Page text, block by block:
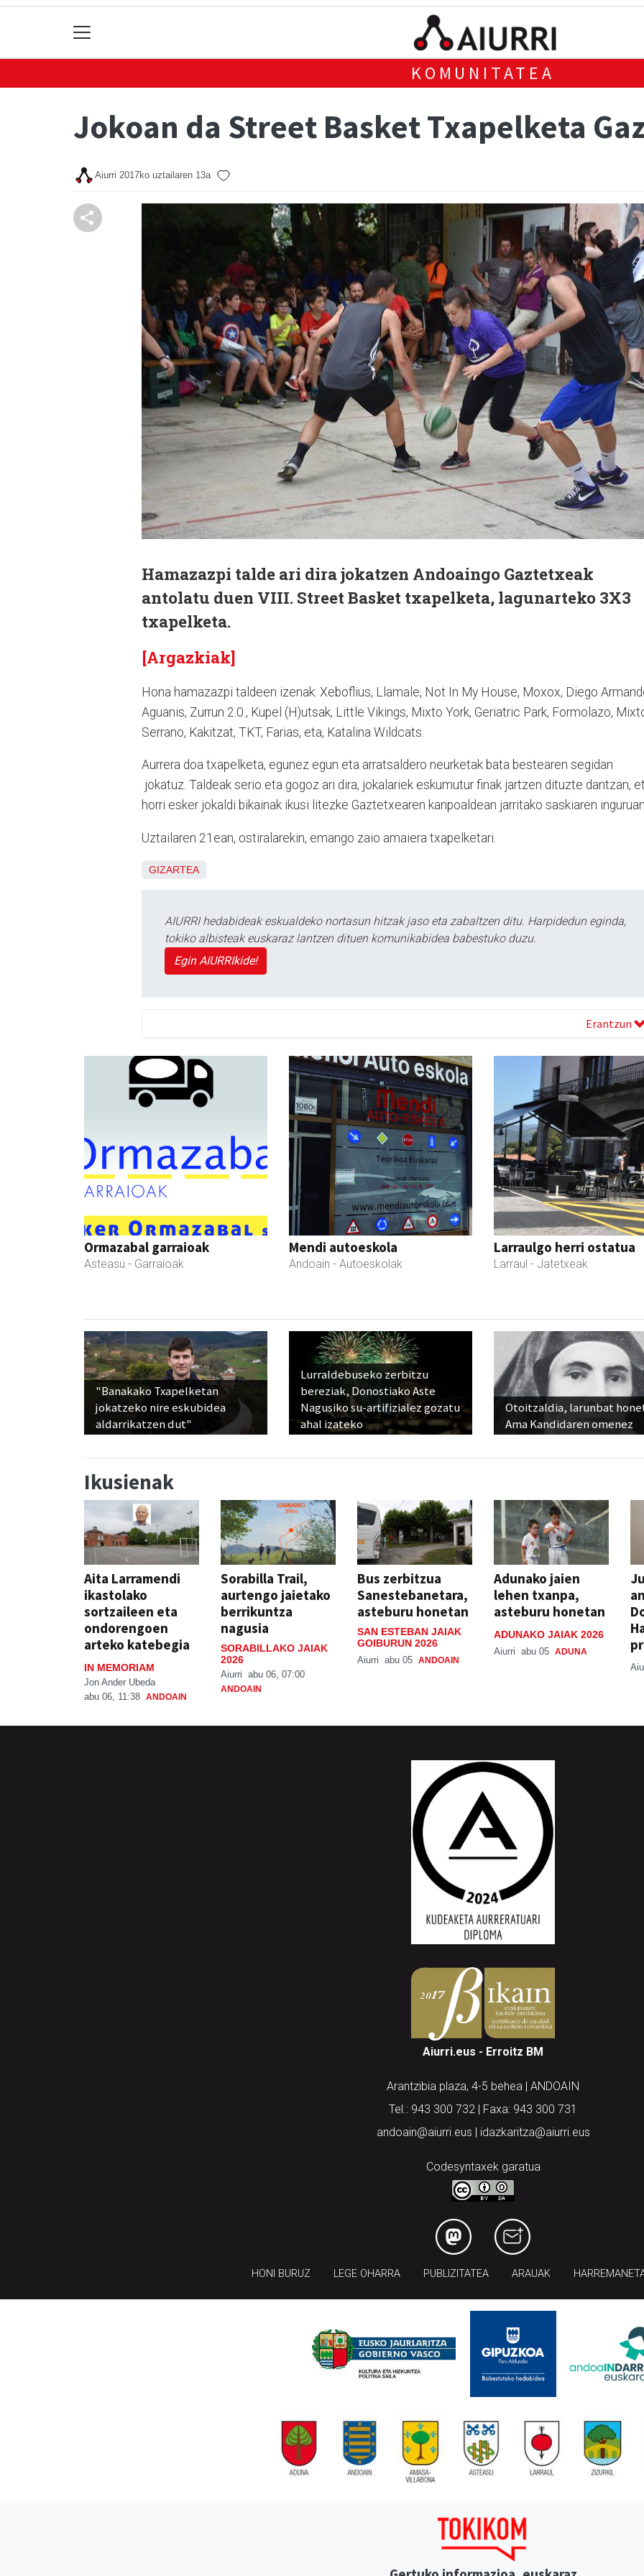
KOMUNITATEA
Jokoan da Street Basket Txapelketa
Aiurri 2017ko uztailaren 13a
Hamazazpi talde ari dira jokatzen Andoaingo Gaztetxeak
antolatu duen VIII. Street Basket txapelketa, lagunarteko 3X3
txapelketa.
[Argazkiak]
Hona hamazazpi taldeen izenak: Xeboflius, Llamale, Not In My House, Moxox, Diego
Aguanis, Zurrun 2.0., Kupel (H)utsak, Little Vikings, Mixto York, Geriatric Park, Formolazo,
Serrano, Kakitzat, TKT, Farias, eta, Katalina Wildcats.
Aurrera doa txapelketa, egunez egun eta arratsaldero neurketak bata bestearen segidan
jokatuz. Taldeak serio eta gogoz ari dira, jokalariek eskumutur finak jartzen dituzte dantzan,
horri esker jokaldi bikainak ikusi litezke Gaztetxearen kanpoaldean jarritako saskiaren
Uztailaren 21ean, ostiralarekin, emango zaio amaiera txapelketari.
GIZARTEA
AIURRI hedabideak eskualdeko nortasun hitzak jaso eta zabaltzen ditu. Harpidedun eginda,
tokiko albisteak euskaraz lantzen dituen komunikabidea babestuko duzu.
Egin AIURRIkide!
Erantzun
Ormazabal garraioak
Asteasu - Garraioak
Mendi autoeskola
Andoain - Autoeskolak
Larraulgo herri ostatua
Larraul - Jatetxeak
"Banakako Txapelketan
jokatzeko nire eskubidea
aldarrikatzen dut"
Lurraldebuseko zerbitzu
bereziak, Donostiako Aste
Nagusiko su-artifizialez gozatu
ahal izateko
Otoitzaldia, larunbat
Ama Kandidaren omenez
Ikusienak
Aita Larramendi
ikastolako
sortzaileen eta
ondorengoen
arteko katebegia
IN MEMORIAM
Jon Ander Ubeda
abu 06, 11:38 ANDOAIN
Sorabilla Trail,
aurtengo jaietako
berrikuntza
nagusia
SORABILLAKO JAIAK
2026
Aiurri abu 06, 07:00
ANDOAIN
Bus zerbitzua
Sanestebanetara,
asteburu honetan
SAN ESTEBAN JAIAK
GOIBURUN 2026
Aiurri abu 05 ANDOAIN
Adunako jaien
lehen txanpa,
asteburu honetan
ADUNAKO JAIAK 2026
Aiurri abu 05 ADUNA
Aiurri.eus - Erroitz BM
Arantzibia plaza, 4-5 behea | ANDOAIN
Tel.: 943 300 732 | Faxa: 943 300 731
andoain@aiurri.eus | idazkaritza@aiurri.eus
Codesyntaxek garatua
HONI BURUZ LEGE OHARRA PUBLIZITATEA ARAUAK